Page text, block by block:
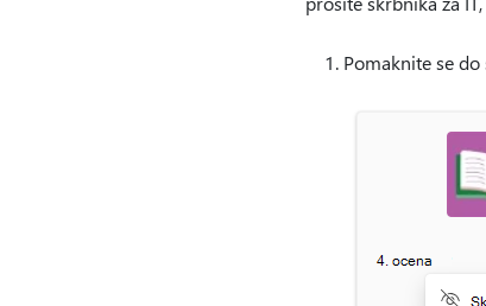
Pomaknite se